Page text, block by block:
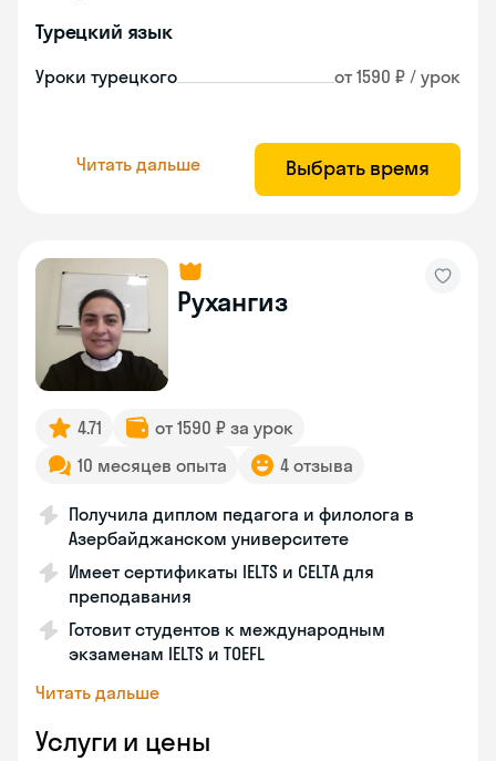
Турецкий язык
Уроки турецкого от 1590 ₽ / урок
Читать дальше Выбрать время
Рухангиз
4.71
от 1590 ₽ за урок
10 месяцев опыта
4 отзыва
Получила диплом педагога и филолога в
Азербайджанском университете
Имеет сертификаты IELTS и CELTA для
преподавания
Готовит студентов к международным
экзаменам IELTS и TOEFL
Читать дальше
Услуги и цены